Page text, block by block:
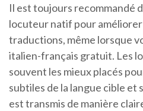
Il est toujours recommandé
locuteur natif pour améliorer
traductions, même lorsque
italien-français gratuit. Les
souvent les mieux placés
subtiles de la langue cible et
est transmis de manière